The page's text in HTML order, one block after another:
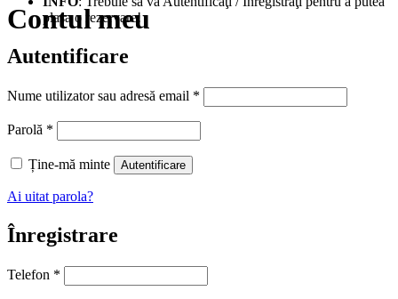
Contul meu
plasa o rezervare!
Autentificare
Nume utilizator sau adresă email *
Parolă *
Ține-mă minte Autentificare
Ai uitat parola?
Înregistrare
Telefon *